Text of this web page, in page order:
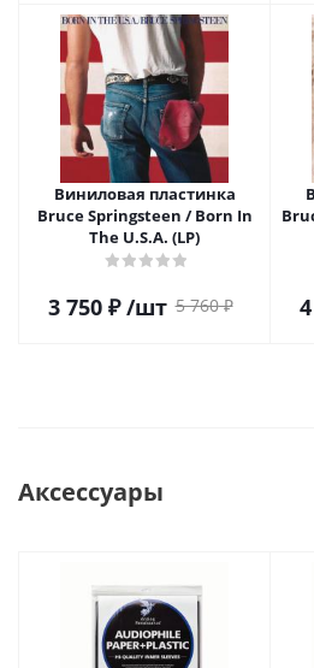
Виниловая пластинка
Bruce Springsteen / Born In
The U.S.A. (LP)
3 750₽ /шт 5 760₽
Аксессуары